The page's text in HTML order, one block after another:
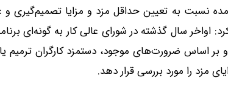
نسبت به تعیین حداقل مزد و مزایا تصمیم‌گیری و
اواخر سال گذشته در شورای عالی کار به گونه‌ای
اساس ضرورت‌های موجود، دستمزد کارگران ترمیم
مزد را مورد بررسی قرار دهد.